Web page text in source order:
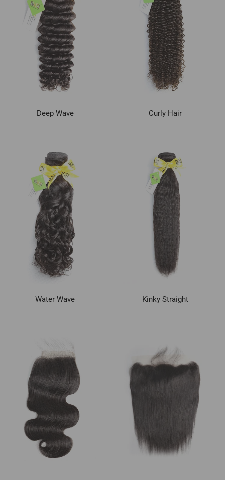
Deep Wave Curly Hair
Water Wave Kinky Straight